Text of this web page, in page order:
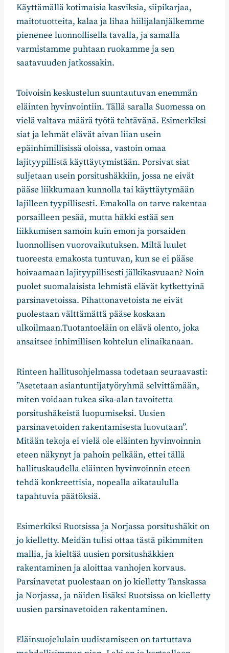
Käyttämällä kotimaisia kasviksia, siipikarjaa,
maitotuotteita, kalaa ja lihaa hiilijalanjälkemme
pienenee luonnollisella tavalla, ja samalla
varmistamme puhtaan ruokamme ja sen
saatavuuden jatkossakin.
Toivoisin keskustelun suuntautuvan enemmän
eläinten hyvinvointiin. Tällä saralla Suomessa on
vielä valtava määrä työtä tehtävänä. Esimerkiksi
siat ja lehmät elävät aivan liian usein
epäinhimillisissä oloissa, vastoin omaa
lajityypillistä käyttäytymistään. Porsivat siat
suljetaan usein porsitushäkkiin, jossa ne eivät
pääse liikkumaan kunnolla tai käyttäytymään
lajilleen tyypillisesti. Emakolla on tarve rakentaa
porsailleen pesää, mutta häkki estää sen
liikkumisen samoin kuin emon ja porsaiden
luonnollisen vuorovaikutuksen. Miltä luulet
tuoreesta emakosta tuntuvan, kun se ei pääse
hoivaamaan lajityypillisesti jälkikasvuaan? Noin
puolet suomalaisista lehmistä elävät kytkettyinä
parsinavetoissa. Pihattonavetoista ne eivät
puolestaan välttämättä pääse koskaan
ulkoilmaan.Tuotantoeläin on elävä olento, joka
ansaitsee inhimillisen kohtelun elinaikanaan.
Rinteen hallitusohjelmassa todetaan seuraavasti:
”Asetetaan asiantuntijatyöryhmä selvittämään,
miten voidaan tukea sika-alan tavoitetta
porsitushäkeistä luopumiseksi. Uusien
parsinavetoiden rakentamisesta luovutaan”.
Mitään tekoja ei vielä ole eläinten hyvinvoinnin
eteen näkynyt ja pahoin pelkään, ettei tällä
hallituskaudella eläinten hyvinvoinnin eteen
tehdä konkreettisia, nopealla aikataululla
tapahtuvia päätöksiä.
Esimerkiksi Ruotsissa ja Norjassa porsitushäkit on
jo kielletty. Meidän tulisi ottaa tästä pikimmiten
mallia, ja kieltää uusien porsitushäkkien
rakentaminen ja aloittaa vanhojen korvaus.
Parsinavetat puolestaan on jo kielletty Tanskassa
ja Norjassa, ja näiden lisäksi Ruotsissa on kielletty
uusien parsinavetoiden rakentaminen.
Eläinsuojelulain uudistamiseen on tartuttava